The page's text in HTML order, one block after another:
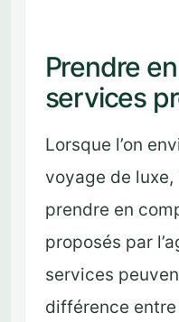
Prendre
services
Lorsque l’on
voyage de
prendre en
proposés par
services
différence